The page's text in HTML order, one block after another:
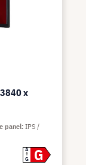
x
A
G
G
panel IPS